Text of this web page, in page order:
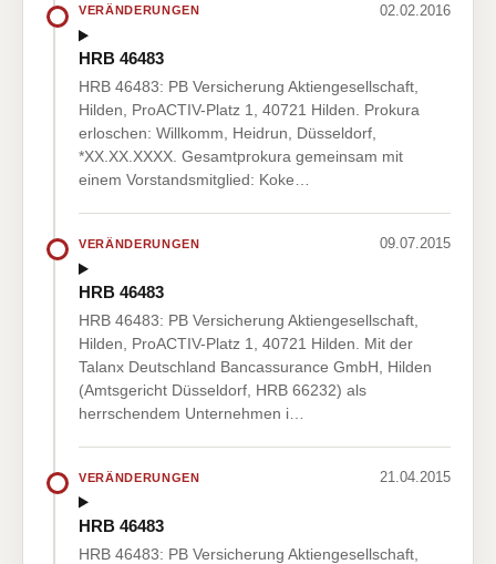
VERÄNDERUNGEN 02.02.2016
HRB 46483
HRB 46483: PB Versicherung Aktiengesellschaft,
Hilden, ProACTIV-Platz 1, 40721 Hilden. Prokura
erloschen: Willkomm, Heidrun, Düsseldorf,
*XX.XX.XXXX. Gesamtprokura gemeinsam mit
einem Vorstandsmitglied: Koke…
VERÄNDERUNGEN 09.07.2015
HRB 46483
HRB 46483: PB Versicherung Aktiengesellschaft,
Hilden, ProACTIV-Platz 1, 40721 Hilden. Mit der
Talanx Deutschland Bancassurance GmbH, Hilden
(Amtsgericht Düsseldorf, HRB 66232) als
herrschendem Unternehmen i…
VERÄNDERUNGEN 21.04.2015
HRB 46483
HRB 46483: PB Versicherung Aktiengesellschaft,